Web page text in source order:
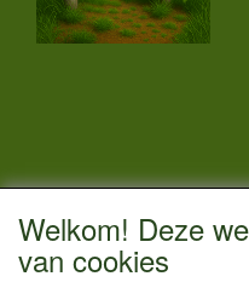
Vestigingsadres:
Welkom! Deze
van cookies